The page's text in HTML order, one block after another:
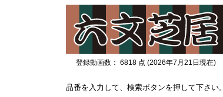
登録動画数： 6818 点 (2026年7月21日現在)
品番を入力して、検索ボタンを押して下さい。